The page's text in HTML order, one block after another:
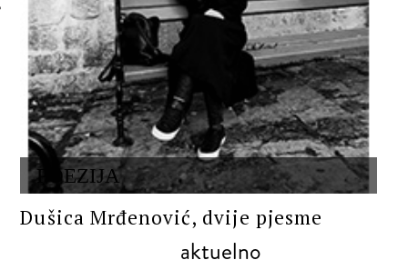
POEZIJA
Dušica Mrđenović, dvije pjesme
aktuelno